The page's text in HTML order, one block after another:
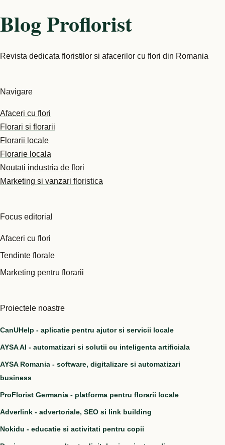
Blog Proflorist
Revista dedicata floristilor si afacerilor cu flori din Romania
Navigare
Afaceri cu flori
Florari si florarii
Florarii locale
Florarie locala
Noutati industria de flori
Marketing si vanzari floristica
Focus editorial
Afaceri cu flori
Tendinte florale
Marketing pentru florarii
Proiectele noastre
CanUHelp - aplicatie pentru ajutor si servicii locale
AYSA AI - automatizari si solutii cu inteligenta artificiala
AYSA Romania - software, digitalizare si automatizari
business
ProFlorist Germania - platforma pentru florarii locale
Adverlink - advertoriale, SEO si link building
Nokidu - educatie si activitati pentru copii